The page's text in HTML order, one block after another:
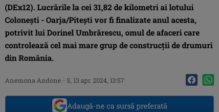
(DEx12). Lucrările la cei 31,82 de kilometri ai lotului
Colonești - Oarja/Pitești vor fi finalizate anul acesta,
potrivit lui Dorinel Umbrărescu, omul de afaceri care
controlează cel mai mare grup de construcții de drumuri
din România.
Anemona Andone - S, 13 apr. 2024, 13:57
Adaugă-ne ca sursă preferată